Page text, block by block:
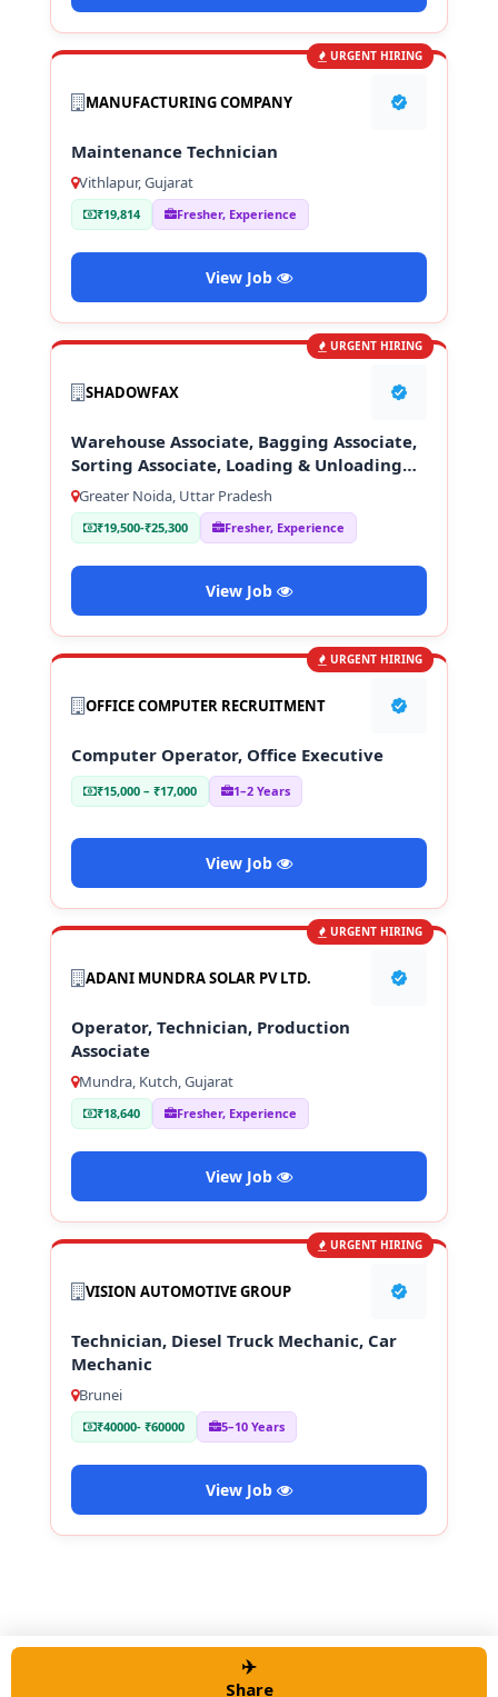
✈️
Share
URGENT HIRING
MANUFACTURING COMPANY
Maintenance Technician
Vithlapur, Gujarat
₹19,814 Fresher, Experience
View Job
URGENT HIRING
SHADOWFAX
Warehouse Associate, Bagging Associate,
Sorting Associate, Loading & Unloading
Staff
Greater Noida, Uttar Pradesh
₹19,500-₹25,300 Fresher, Experience
View Job
URGENT HIRING
OFFICE COMPUTER RECRUITMENT
Computer Operator, Office Executive
₹15,000 – ₹17,000 1–2 Years
View Job
URGENT HIRING
ADANI MUNDRA SOLAR PV LTD.
Operator, Technician, Production
Associate
Mundra, Kutch, Gujarat
₹18,640 Fresher, Experience
View Job
URGENT HIRING
VISION AUTOMOTIVE GROUP
Technician, Diesel Truck Mechanic, Car
Mechanic
Brunei
₹40000- ₹60000 5–10 Years
View Job
© 2026 Alert job Portal• Built with